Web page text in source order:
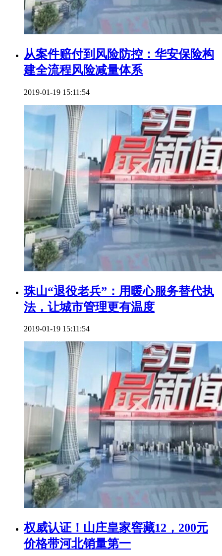
从案件赔付到风险防控：华安保险构
建全流程风险减量体系
2019-01-19 15:11:54
珠山“退役老兵”：用暖心服务替代执
法，让城市管理更有温度
2019-01-19 15:11:54
权威认证！山庄皇家窖藏12，200元
价格带河北销量第一